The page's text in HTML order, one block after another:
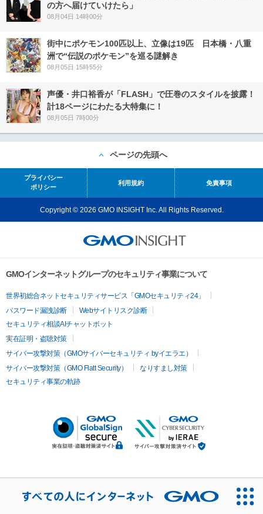
の方へ届けていけたら」
08月04日 14時00分
街中にポケモン100匹以上、立像は19匹 日本橋・八重
洲で“伝説のポケモン”を巡る謎解き
08月05日 15時55分
声優・井口裕香が「FLASH」で圧巻のスタイルを披露！
計18ページにわたる大特集に！
08月05日 7時00分
ページの先頭へ
プライバシー
ポリシー
利用規約 免責事項
Copyright © 2026 GMO INSIGHT Inc. All Rights Reserved.
GMOインターネットグループのセキュリティ事業について
世界初総合ネットセキュリティサービス「GMOセキュリティ24」
パスワード漏洩診断
Webサイトリスク診断
セキュリティ相談AIチャットボット
実在証明・盗聴対策
サイバー攻撃対策（GMOサイバーセキュリティ byイエラエ）
サイバー攻撃対策（GMO Flatt Security）
なりすまし対策
セキュリティ事業の軌跡